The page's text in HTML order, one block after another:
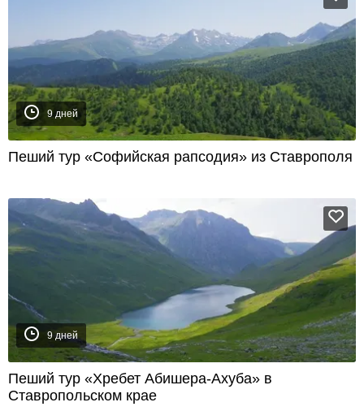
9 дней
Пеший тур «Софийская рапсодия» из Ставрополя
9 дней
Пеший тур «Хребет Абишера-Ахуба» в
Ставропольском крае